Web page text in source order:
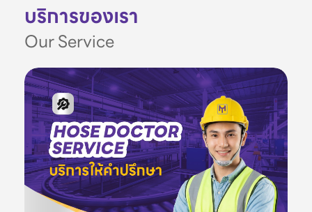
บริการของเรา
Our Service